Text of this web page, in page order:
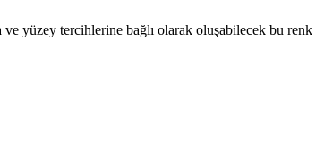
ve yüzey tercihlerine bağlı olarak oluşabilecek bu renk